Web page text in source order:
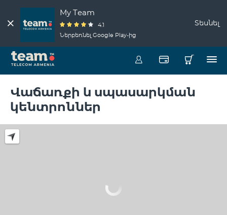
My Team
4.1
Ներբեռնել Google Play-ից
Տեսնել
Վաճառքի և սպասարկման
կենտրոններ